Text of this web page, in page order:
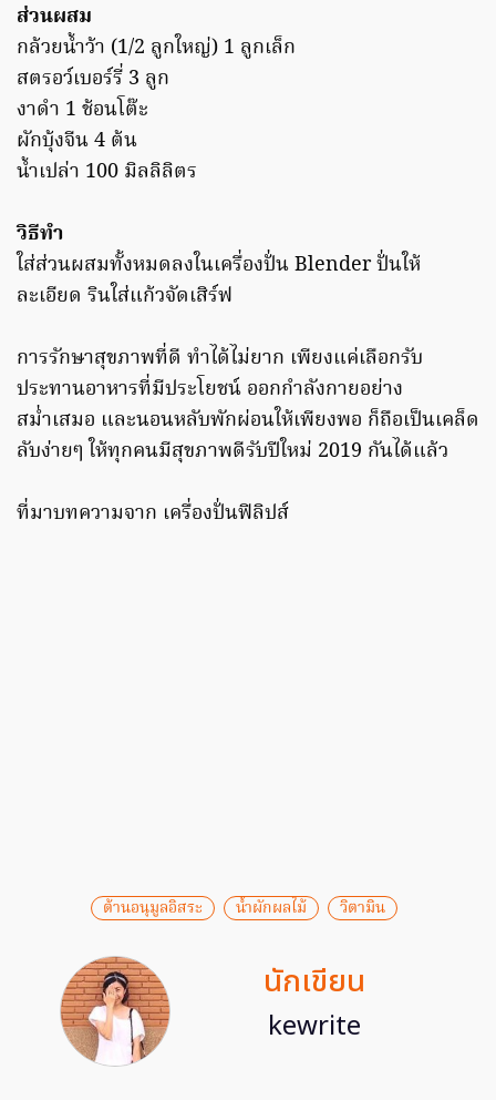
ส่วนผสม
กล้วยน้ำว้า (1/2 ลูกใหญ่) 1 ลูกเล็ก
สตรอว์เบอร์รี่ 3 ลูก
งาดำ 1 ช้อนโต๊ะ
ผักบุ้งจีน 4 ต้น
น้ำเปล่า 100 มิลลิลิตร
วิธีทำ
ใส่ส่วนผสมทั้งหมดลงในเครื่องปั่น Blender ปั่นให้
ละเอียด รินใส่แก้วจัดเสิร์ฟ
การรักษาสุขภาพที่ดี ทำได้ไม่ยาก เพียงแค่เลือกรับ
ประทานอาหารที่มีประโยชน์ ออกกำลังกายอย่าง
สม่ำเสมอ และนอนหลับพักผ่อนให้เพียงพอ ก็ถือเป็นเคล็ด
ลับง่ายๆ ให้ทุกคนมีสุขภาพดีรับปีใหม่ 2019 กันได้แล้ว
ที่มาบทความจาก เครื่องปั่นฟิลิปส์
ต้านอนุมูลอิสระ น้ำผักผลไม้ วิตามิน
นักเขียน
kewrite